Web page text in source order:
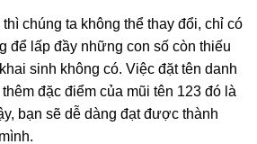
chúng ta không thể thay đổi, chỉ có
để lấp đầy những con số còn thiếu
sinh không có. Việc đặt tên danh
đặc điểm của mũi tên 123 đó là
bạn sẽ dễ dàng đạt được thành